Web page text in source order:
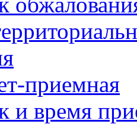
приемная
и время